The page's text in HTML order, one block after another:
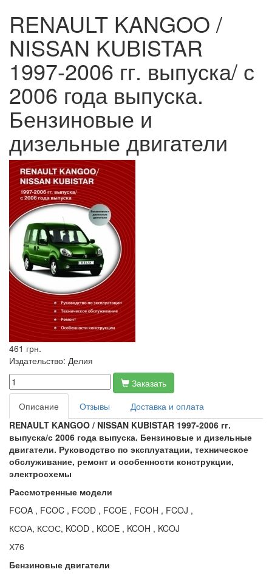
RENAULT KANGOO /
NISSAN KUBISTAR
1997-2006 гг. выпуска/ с
2006 года выпуска.
Бензиновые и
дизельные двигатели
461 грн.
Издательство: Делия
Заказать
Описание
Отзывы
Доставка и оплата
RENAULT KANGOO / NISSAN KUBISTAR 1997-2006 гг.
выпуска/с 2006 года выпуска. Бензиновые и дизельные
двигатели. Руководство по эксплуатации, техническое
обслуживание, ремонт и особенности конструкции,
электросхемы
Рассмотренные модели
FCOA , FCOC , FCOD , FCOE , FCOH , FCOJ ,
КСОА, КСОС, KCOD , KCOE , KCOH , KCOJ
Х76
Бензиновые двигатели